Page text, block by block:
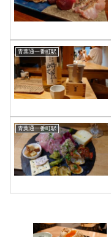
青葉通一番町駅
青葉通一番町駅